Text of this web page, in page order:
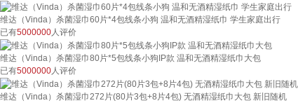
维达（Vinda）杀菌湿巾60片*4包线条小狗 温和无酒精湿纸巾 学生家庭出行
已有5000000人评价
维达（Vinda）杀菌湿巾80片*5包线条小狗IP款 温和无酒精湿纸巾大包
已有5000000人评价
维达（Vinda）杀菌湿巾272片(80片3包+8片4包) 无酒精湿纸巾大包 新旧随机